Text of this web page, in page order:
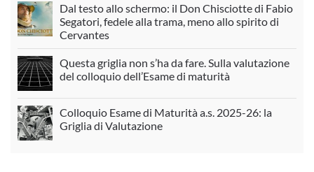
Dal testo allo schermo: il Don Chisciotte di Fabio
Segatori, fedele alla trama, meno allo spirito di
Cervantes
Questa griglia non s’ha da fare. Sulla valutazione
del colloquio dell’Esame di maturità
Colloquio Esame di Maturità a.s. 2025-26: la
Griglia di Valutazione